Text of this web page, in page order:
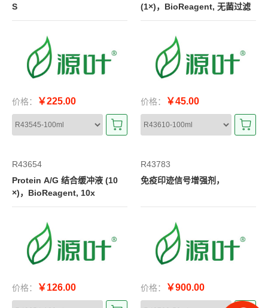
S
价格： ￥225.00
(1×)，BioReagent, 无菌过滤
价格： ￥45.00
R43654
Protein A/G 结合缓冲液 (10
×)，BioReagent, 10x
价格： ￥126.00
R43783
免疫印迹信号增强剂，
价格： ￥900.00